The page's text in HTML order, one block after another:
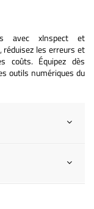
avec xInspect et
réduisez les erreurs et
coûts. Équipez dès
outils numériques du